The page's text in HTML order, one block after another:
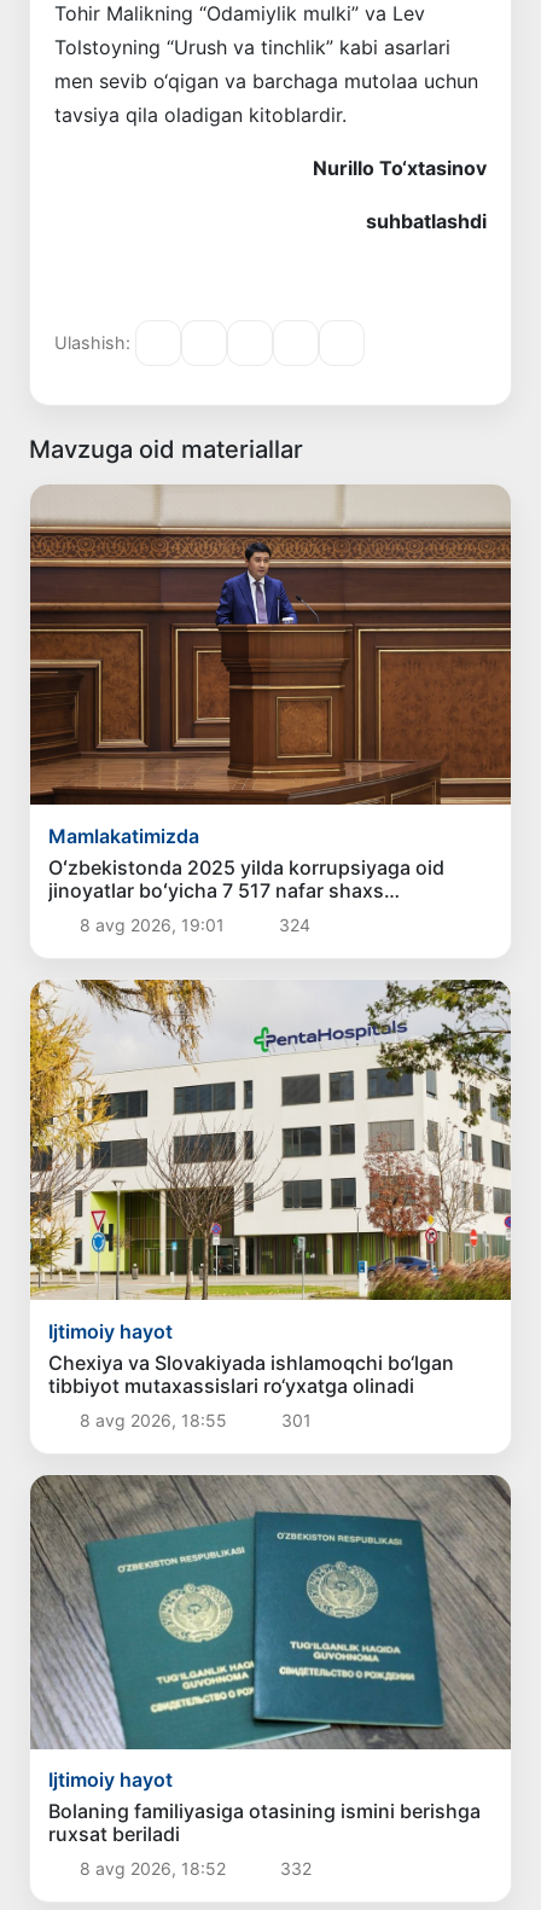
Tohir Malikning “Odamiylik mulki” va Lev
Tolstoyning “Urush va tinchlik” kabi asarlari
men sevib o‘qigan va barchaga mutolaa uchun
tavsiya qila oladigan kitoblardir.
Nurillo To‘xtasinov
suhbatlashdi
Ulashish:
Mavzuga oid materiallar
Mamlakatimizda
Oʻzbekistonda 2025 yilda korrupsiyaga oid
jinoyatlar boʻyicha 7 517 nafar shaxs
javobgarlikka tortilgan
8 avg 2026, 19:01 324
Ijtimoiy hayot
Chexiya va Slovakiyada ishlamoqchi bo‘lgan
tibbiyot mutaxassislari ro‘yxatga olinadi
8 avg 2026, 18:55 301
Ijtimoiy hayot
Bolaning familiyasiga otasining ismini berishga
ruxsat beriladi
8 avg 2026, 18:52 332